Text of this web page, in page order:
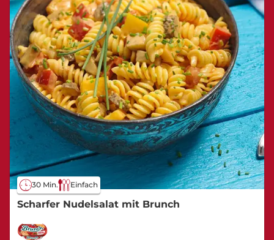
30 Min. Einfach
Scharfer Nudelsalat mit Brunch